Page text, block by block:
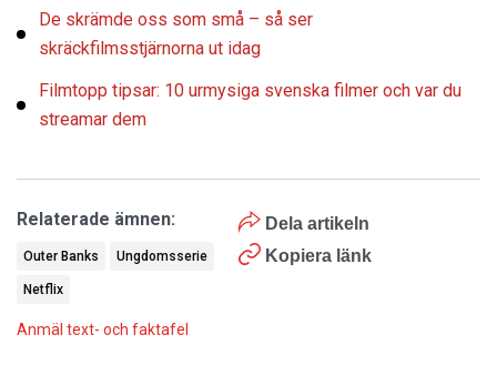
De skrämde oss som små – så ser
skräckfilmsstjärnorna ut idag
Filmtopp tipsar: 10 urmysiga svenska filmer och var du
streamar dem
Dela artikeln
Kopiera länk
Relaterade ämnen:
Outer Banks Ungdomsserie
Netflix
Anmäl text- och faktafel